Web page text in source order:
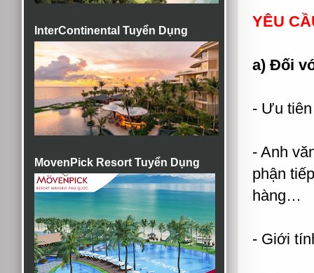
InterContinental Tuyển Dụng
MovenPick Resort Tuyển Dụng
YÊU
a) Đối
- Ưu
- Anh
phận
hàng…
- Giới